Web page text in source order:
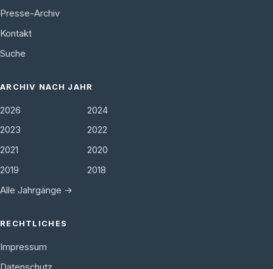
Presse-Archiv
Kontakt
Suche
ARCHIV NACH JAHR
2026
2024
2023
2022
2021
2020
2019
2018
Alle Jahrgänge →
RECHTLICHES
Impressum